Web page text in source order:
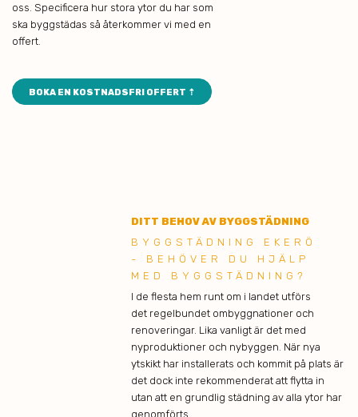
oss. Specificera hur stora ytor du har som
ska byggstädas så återkommer vi med en
offert.
BOKA EN KOSTNADSFRI OFFERT ⇡
DITT BEHOV AV BYGGSTÄDNING
BYGGSTÄDNING EKERÖ
- BEHÖVER DU HJÄLP
MED BYGGSTÄDNING?
I de flesta hem runt om i landet utförs
det regelbundet ombyggnationer och
renoveringar. Lika vanligt är det med
nyproduktioner och nybyggen. När nya
ytskikt har installerats och kommit på plats är
det dock inte rekommenderat att flytta in
utan att en grundlig städning av alla ytor har
genomförts.